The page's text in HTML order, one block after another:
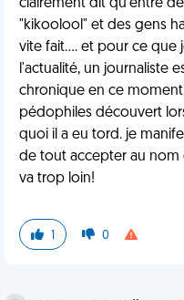
clairement dit qu'entre
"kikoolool" et des gens
vite fait.... et pour ce que
l'actualité, un journaliste
chronique en ce
pédophiles découvert
quoi il a eu tord. je
de tout accepter au nom
va trop loin!
1 0